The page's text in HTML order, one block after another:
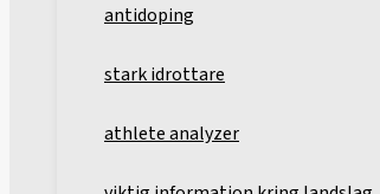
antidoping
stark idrottare
athlete analyzer